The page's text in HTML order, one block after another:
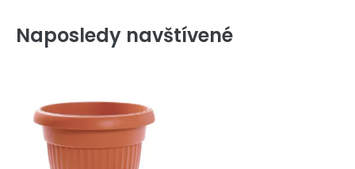
Naposledy navštívené